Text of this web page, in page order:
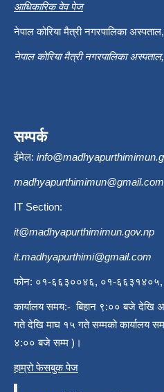
आधिकारिक वेव पेज
नेपाल कोरिया मैत्री नगरपालिका
नेपाल कोरिया मैत्री नगरपालिका
सम्पर्क
ईमेल:
madhyapurthimimun@gmail.com
IT Section:
it@madhyapurthimimun.gov.np
it.madhyapurthimi@gmail.com
फोन: ०१-६६३००४६, ०१-
कार्यालय समय:- बिहान ९:०० बजे देखि
गते देखि माघ १५ गते सम्मको कार्यालय
४:०० बजे सम्म )।
हाम्रो फेसबुक पेज